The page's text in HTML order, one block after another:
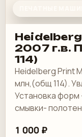
2007 г.в.
114)
Heidelberg Print
млн,(общ 114).
Установка
смывки-
выносной
1 000 ₽